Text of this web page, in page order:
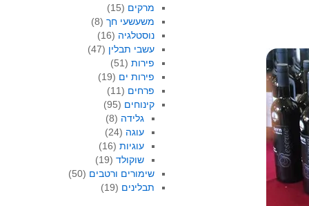
מרקים (15)
משעשעי חך(8)
נוסטלגיה (16)
עשבי תבלין (47)
פירות(51)
פירות ים (19)
פרחים (11)
קינוחים (95)
גלידה (8)
עוגה (24)
עוגיות (16)
שוקולד (19)
שימורים ורטבים (50)
תבלינים (19)